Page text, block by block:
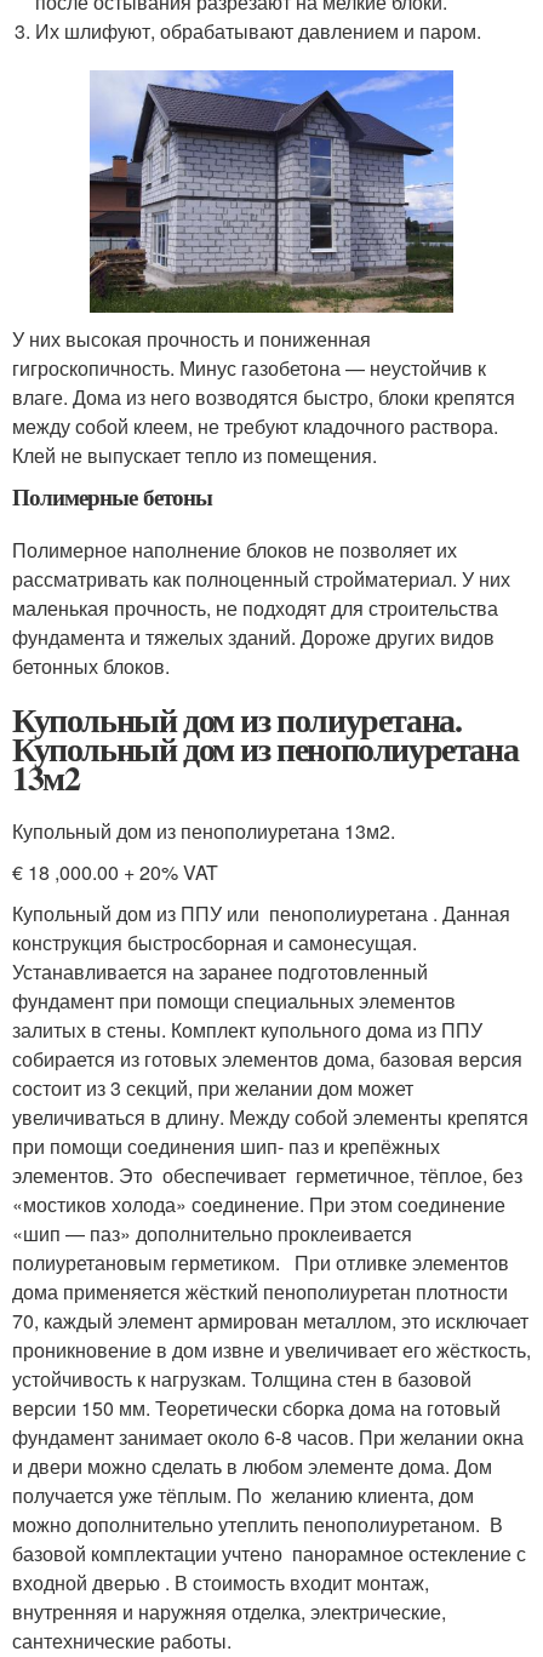
Их шлифуют, обрабатывают давлением и паром.
У них высокая прочность и пониженная
гигроскопичность. Минус газобетона — неустойчив к
влаге. Дома из него возводятся быстро, блоки крепятся
между собой клеем, не требуют кладочного раствора.
Клей не выпускает тепло из помещения.
Полимерные бетоны
Полимерное наполнение блоков не позволяет их
рассматривать как полноценный стройматериал. У них
маленькая прочность, не подходят для строительства
фундамента и тяжелых зданий. Дороже других видов
бетонных блоков.
Купольный дом из полиуретана.
Купольный дом из пенополиуретана
13м2
Купольный дом из пенополиуретана 13м2.
€ 18 ,000.00 + 20% VAT
Купольный дом из ППУ или пенополиуретана . Данная
конструкция быстросборная и самонесущая.
Устанавливается на заранее подготовленный
фундамент при помощи специальных элементов
залитых в стены. Комплект купольного дома из ППУ
собирается из готовых элементов дома, базовая версия
состоит из 3 секций, при желании дом может
увеличиваться в длину. Между собой элементы крепятся
при помощи соединения шип- паз и крепёжных
элементов. Это обеспечивает герметичное, тёплое, без
«мостиков холода» соединение. При этом соединение
«шип — паз» дополнительно проклеивается
полиуретановым герметиком. При отливке элементов
дома применяется жёсткий пенополиуретан плотности
70, каждый элемент армирован металлом, это исключает
проникновение в дом извне и увеличивает его жёсткость,
устойчивость к нагрузкам. Толщина стен в базовой
версии 150 мм. Теоретически сборка дома на готовый
фундамент занимает около 6-8 часов. При желании окна
и двери можно сделать в любом элементе дома. Дом
получается уже тёплым. По желанию клиента, дом
можно дополнительно утеплить пенополиуретаном. В
базовой комплектации учтено панорамное остекление с
входной дверью . В стоимость входит монтаж,
внутренняя и наружняя отделка, электрические,
сантехнические работы.